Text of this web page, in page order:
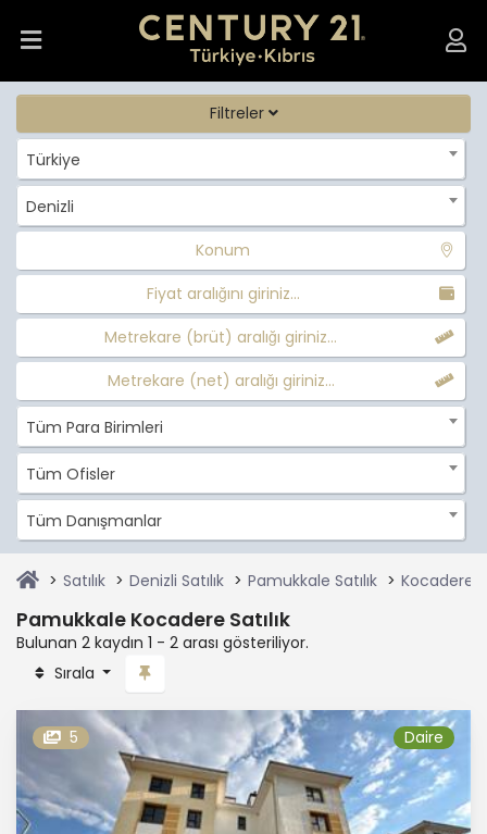
Filtreler
Türkiye
Denizli
Konum
Fiyat aralığını giriniz...
Metrekare (brüt) aralığı giriniz...
Metrekare (net) aralığı giriniz...
Tüm Para Birimleri
Tüm Ofisler
Tüm Danışmanlar
Satılık Denizli Satılık Pamukkale Satılık Kocadere
Pamukkale Kocadere Satılık
Bulunan 2 kaydın 1 - 2 arası gösteriliyor.
Sırala
5 Daire